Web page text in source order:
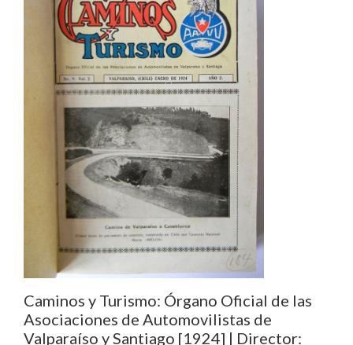
Caminos y Turismo: Órgano Oficial de las
Asociaciones de Automovilistas de
Valparaíso y Santiago [1924] | Director: